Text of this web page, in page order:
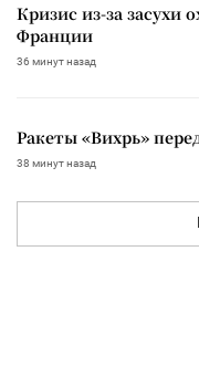
Кризис из-за засухи
Франции
36 минут назад
Ракеты «Вихрь»
38 минут назад